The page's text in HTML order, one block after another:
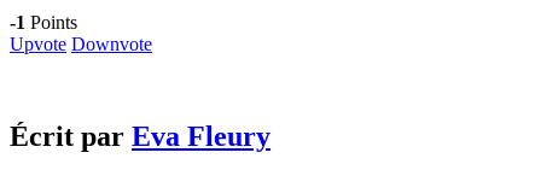
-1 Points
Upvote Downvote
Écrit par Eva Fleury